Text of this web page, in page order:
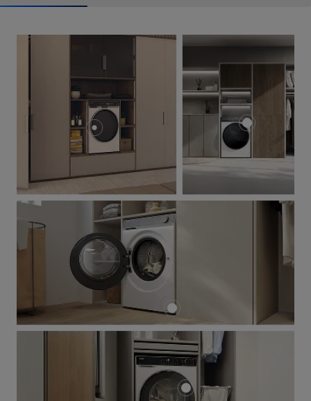
Tipp jõudluses,
vastupidavuses ja
energiatõhususes –
tulemuseks laitmatult
puhtad riided, mis
püsivad kuni 12 tundi
pärast iga pesu
erakordselt värsked.